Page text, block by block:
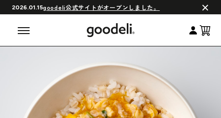
2026.01.15goodeli公式サイトがオープンしました。
会員制度について